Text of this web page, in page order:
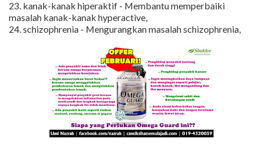
23. kanak-kanak hiperaktif - Membantu memperbaiki
masalah kanak-kanak hyperactive,
24. schizophrenia - Mengurangkan masalah schizophrenia,